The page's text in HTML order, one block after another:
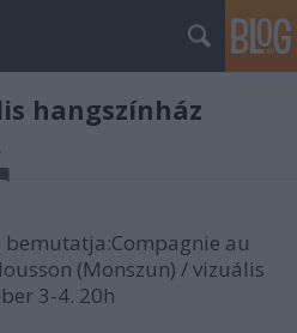
hangszínház
bemutatja:Compagnie au
(Monszun) / vizuális
3-4. 20h